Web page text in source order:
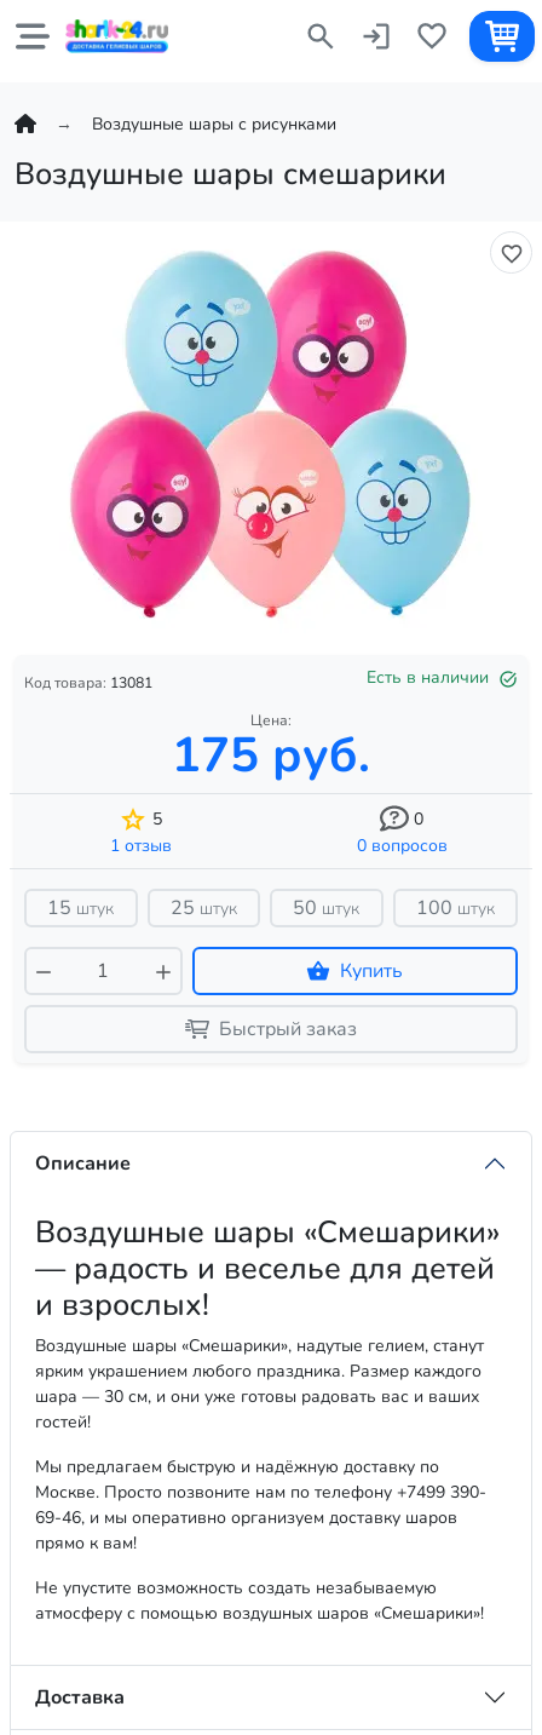
Воздушные шары с рисунками
Воздушные шары смешарики
Код товара: 13081 Есть в наличии
Цена:
175 руб.
5
1 отзыв
0
0 вопросов
15 штук 25 штук 50 штук 100 штук
Купить
Быстрый заказ
Описание
Воздушные шары «Смешарики»
— радость и веселье для детей
и взрослых!
Воздушные шары «Смешарики», надутые гелием, станут
ярким украшением любого праздника. Размер каждого
шара — 30 см, и они уже готовы радовать вас и ваших
гостей!
Мы предлагаем быструю и надёжную доставку по
Москве. Просто позвоните нам по телефону +7499 390-
69-46, и мы оперативно организуем доставку шаров
прямо к вам!
Не упустите возможность создать незабываемую
атмосферу с помощью воздушных шаров «Смешарики»!
Доставка